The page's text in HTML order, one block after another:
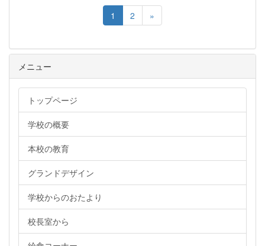
1 2 »
メニュー
トップページ
学校の概要
本校の教育
グランドデザイン
学校からのおたより
校長室から